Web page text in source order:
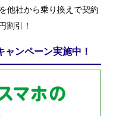
他社から乗り換えで契約
割引！
ンペーン実施中！